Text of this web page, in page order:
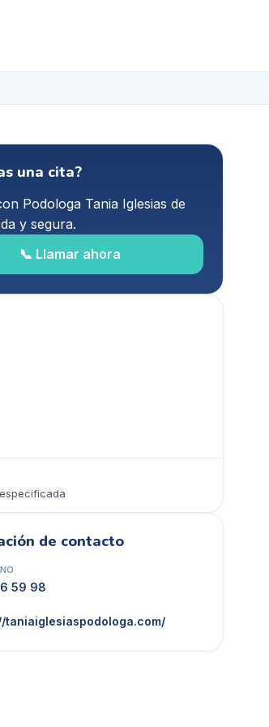
una cita?
Podologa Tania Iglesias de
y segura.
📞 Llamar ahora
de contacto
59 98
taniaiglesiaspodologa.com/